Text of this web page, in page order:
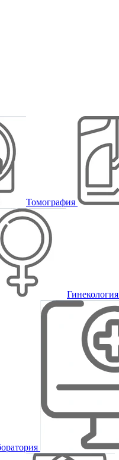
Томография
Гинекология